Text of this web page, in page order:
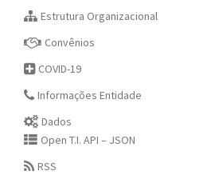
Estrutura Organizacional
Convênios
COVID-19
Informações Entidade
Dados
Open T.I. API – JSON
RSS